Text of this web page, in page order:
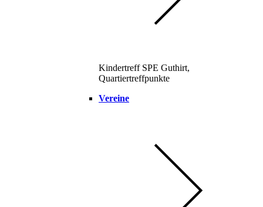
Kindertreff SPE Guthirt,
Quartiertreffpunkte
Vereine